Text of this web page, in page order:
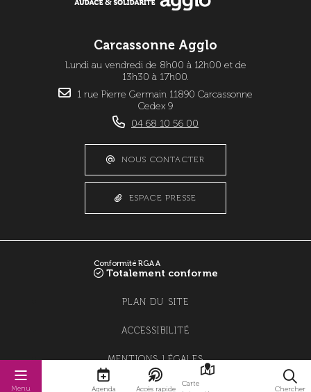
Menu Agenda Accès rapide
Carte
Chercher
Carcassonne Agglo
Lundi au vendredi de 8h00 à 12h00 et de
13h30 à 17h00.
1 rue Pierre Germain 11890 Carcassonne
Cedex 9
04 68 10 56 00
NOUS CONTACTER
ESPACE PRESSE
Conformité RGAA
Totalement conforme
PLAN DU SITE
ACCESSIBILITÉ
MENTIONS LÉGALES
POLITIQUE DE CONFIDENTIALITÉ